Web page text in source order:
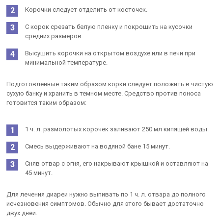
Корочки следует отделить от косточек.
С корок срезать белую пленку и покрошить на кусочки
средних размеров.
Высушить корочки на открытом воздухе или в печи при
минимальной температуре.
Подготовленные таким образом корки следует положить в чистую
сухую банку и хранить в темном месте. Средство против поноса
готовится таким образом:
1 ч. л. размолотых корочек заливают 250 мл кипящей воды.
Смесь выдерживают на водяной бане 15 минут.
Сняв отвар с огня, его накрывают крышкой и оставляют на
45 минут.
Для лечения диареи нужно выпивать по 1 ч. л. отвара до полного
исчезновения симптомов. Обычно для этого бывает достаточно
двух дней.